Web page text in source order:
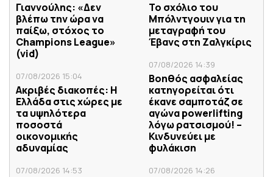
Γιαννούλης: «Δεν
βλέπω την ώρα να
παίξω, στόχος το
Champions League»
(vid)
07/08/2026 15:04
Ακριβές διακοπές: Η
Ελλάδα στις χώρες με
τα υψηλότερα
ποσοστά
οικονομικής
αδυναμίας
07/08/2026 14:53
Το σχόλιο του
Μπόλντγουιν για τη
μεταγραφή του
Έβανς στη Ζαλγκίρις
07/08/2026 14:39
Βοηθός ασφαλείας
κατηγορείται ότι
έκανε σαμποτάζ σε
αγώνα powerlifting
λόγω ρατσισμού! –
Κινδυνεύει με
φυλάκιση
07/08/2026 14:26